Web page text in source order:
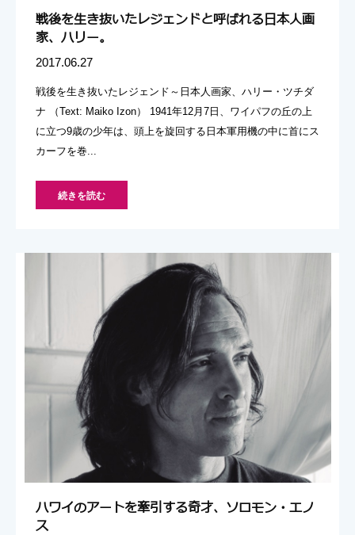
戦後を生き抜いたレジェンドと呼ばれる日本人画
家、ハリー。
2017.06.27
戦後を生き抜いたレジェンド～日本人画家、ハリー・ツチダ
ナ （Text: Maiko Izon） 1941年12月7日、ワイパフの丘の上
に立つ9歳の少年は、頭上を旋回する日本軍用機の中に首にス
カーフを巻...
続きを読む
ハワイのアートを牽引する奇才、ソロモン・エノ
ス